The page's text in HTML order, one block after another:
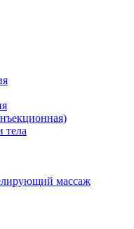
тела
массаж